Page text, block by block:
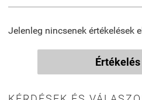
Jelenleg nincsenek értékelések